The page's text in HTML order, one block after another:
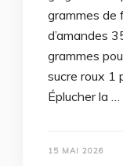
grammes de
d’amandes
grammes
sucre roux 1
Éplucher la …
15 MAI 2026